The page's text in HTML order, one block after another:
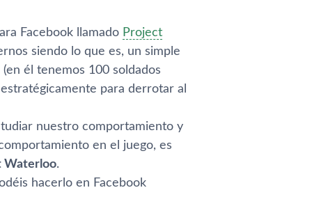
Facebook llamado Project
siendo lo que es, un simple
él tenemos 100 soldados
para derrotar al
nuestro comportamiento y
en el juego, es
Waterloo.
hacerlo en Facebook